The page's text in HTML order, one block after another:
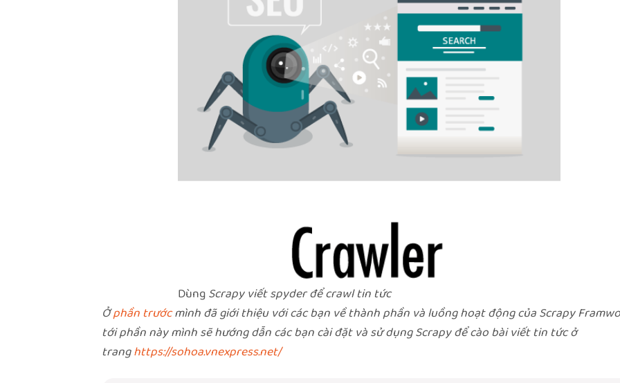
DùngScrapy viết spyder để crawl tin tức
Ởphần trướcmình đã giới thiệu với các bạn về thành phần và luồng hoạt động của Scrapy
tới phần này mình sẽ hướng dẫn các bạn cài đặt và sử dụng Scrapy để cào bài viết tin tức ở
tranghttps://sohoa.vnexpress.net/